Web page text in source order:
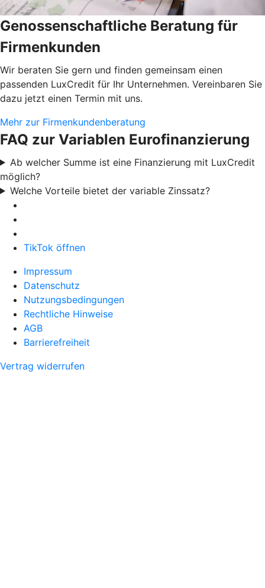
Genossenschaftliche Beratung für
Firmenkunden
Wir beraten Sie gern und finden gemeinsam einen
passenden LuxCredit für Ihr Unternehmen. Vereinbaren Sie
dazu jetzt einen Termin mit uns.
Mehr zur Firmenkundenberatung
FAQ zur Variablen Eurofinanzierung
Ab welcher Summe ist eine Finanzierung mit LuxCredit
möglich?
Welche Vorteile bietet der variable Zinssatz?
TikTok öffnen
Impressum
Datenschutz
Nutzungsbedingungen
Rechtliche Hinweise
AGB
Barrierefreiheit
Vertrag widerrufen